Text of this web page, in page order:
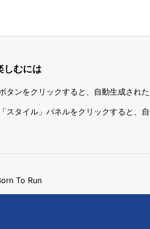
しむには
タンをクリックすると、自動生成され
スタイル」パネルをクリックすると、
To Run